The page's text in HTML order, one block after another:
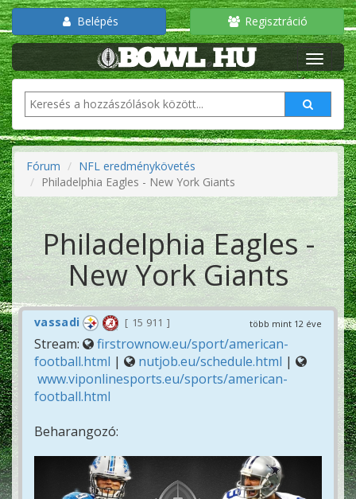
Belépés Regisztráció
Fórum
NFL eredménykövetés
Philadelphia Eagles - New York Giants
Philadelphia Eagles -
New York Giants
több mint 12 éve
vassadi 15 911
Stream:
firstrownow.eu/sport/american-
football.html | nutjob.eu/schedule.html |
www.viponlinesports.eu/sports/american-
football.html
Beharangozó: